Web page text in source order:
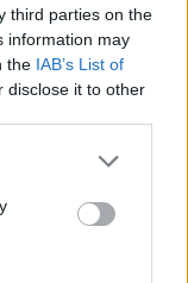
third parties on the
information may
the IAB’s List of
disclose it to other
or more Google
You may click to
party tags to
in below Google
egy
gyorsan